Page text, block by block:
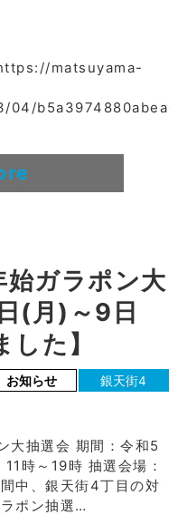
matsuyama-
04/
ガラポン大
(月)～9日
た】
お知らせ 銀天街4
大抽選会 期間：令和5
時～19時 抽選会場：
中、銀天街4丁目の対
ポン抽選…